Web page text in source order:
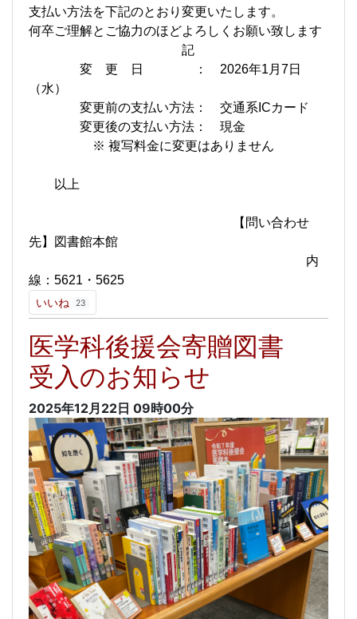
支払い方法を下記のとおり変更いたします。
何卒ご理解とご協力のほどよろしくお願い致します
記
変 更 日 ： 2026年1月7日
（水）
変更前の支払い方法： 交通系ICカード
変更後の支払い方法： 現金
※ 複写料金に変更はありません
以上
【問い合わせ
先】図書館本館
内
線：5621・5625
いいね
23
医学科後援会寄贈図書
受入のお知らせ
2025年12月22日 09時00分